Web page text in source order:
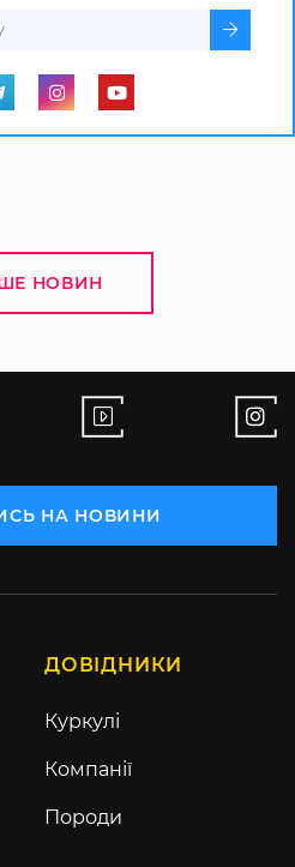
НОВИН
НА НОВИНИ
ДОВІДНИКИ
Куркулі
Компанії
Породи